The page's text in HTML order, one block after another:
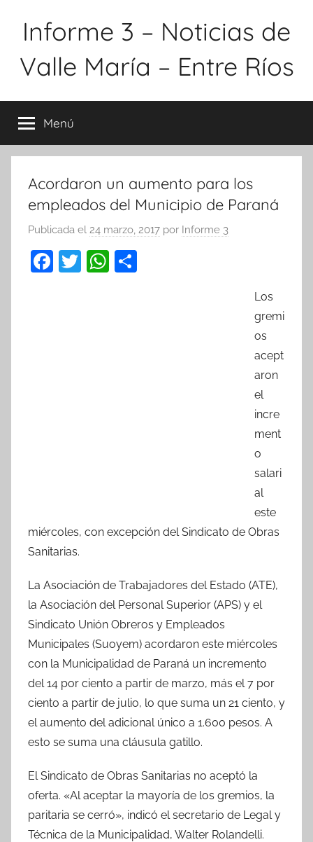
Informe 3 – Noticias de
Valle María – Entre Ríos
Menú
Acordaron un aumento para los
empleados del Municipio de Paraná
Publicada el 24 marzo, 2017 por Informe 3
F
T
W
Los
gremi
os
acept
aron
el
incre
ment
o
salari
al
este
miércoles, con excepción del Sindicato de Obras
Sanitarias.
La Asociación de Trabajadores del Estado (ATE),
la Asociación del Personal Superior (APS) y el
Sindicato Unión Obreros y Empleados
Municipales (Suoyem) acordaron este miércoles
con la Municipalidad de Paraná un incremento
del 14 por ciento a partir de marzo, más el 7 por
ciento a partir de julio, lo que suma un 21 ciento, y
el aumento del adicional único a 1.600 pesos. A
esto se suma una cláusula gatillo.
El Sindicato de Obras Sanitarias no aceptó la
oferta. «Al aceptar la mayoría de los gremios, la
paritaria se cerró», indicó el secretario de Legal y
Técnica de la Municipalidad, Walter Rolandelli.